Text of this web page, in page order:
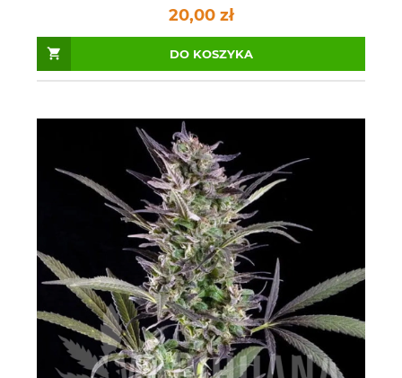
20,00 zł
DO KOSZYKA